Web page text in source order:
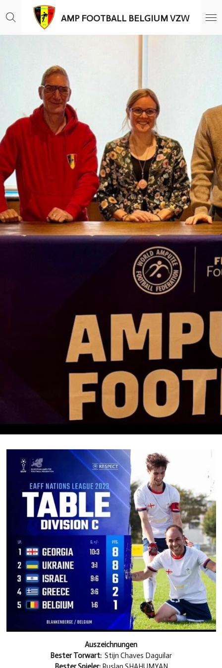
Hauptinhalt
AMP FOOTBALL BELGIUM VZW
Auszeichnungen
Bester Torwart: Stijn Chaves Daguilar